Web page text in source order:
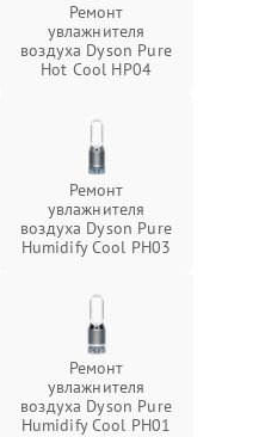
Ремонт
увлажнителя
воздуха Dyson Pure
Hot Cool HP04
Ремонт
увлажнителя
воздуха Dyson Pure
Humidify Cool PH03
Ремонт
увлажнителя
воздуха Dyson Pure
Humidify Cool PH01